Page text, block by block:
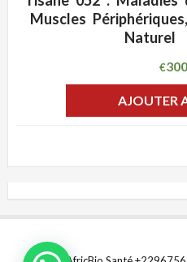
ADD WISHLIST
Muscles
Naturel
€
AJOUTER